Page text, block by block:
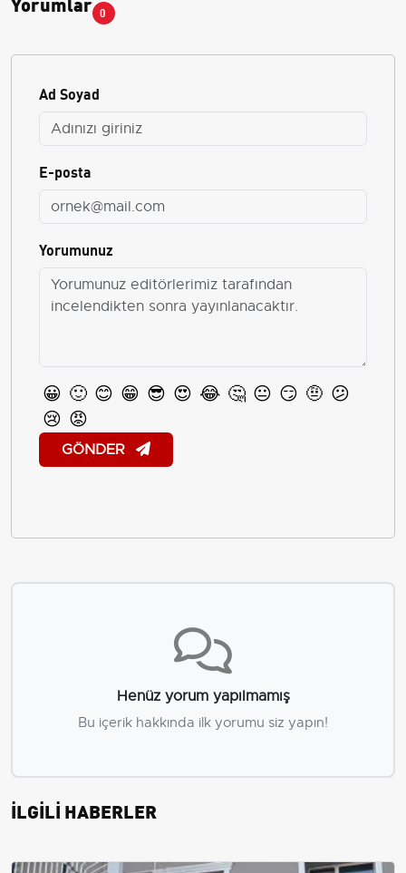
0
Ad Soyad
E-posta
Yorumunuz
😀 🙂 😊 😁 😎 😍 😂 🤔 😐 😏 🤨 😕
😢 😡
GÖNDER
Henüz yorum yapılmamış
Bu içerik hakkında ilk yorumu siz yapın!
İLGİLİ HABERLER